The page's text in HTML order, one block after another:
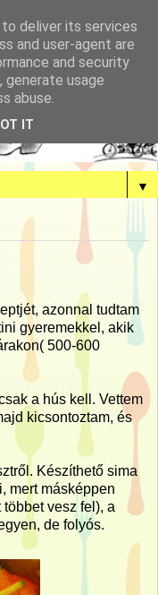
▼
azonnal tudtam
gyeremekkel, akik
500-600
a hús kell. Vettem
kicsontoztam, és
Készíthető sima
mert másképpen
vesz fel), a
de folyós.
deliver its services
and user-agent are
and security
usage
abuse.
IT